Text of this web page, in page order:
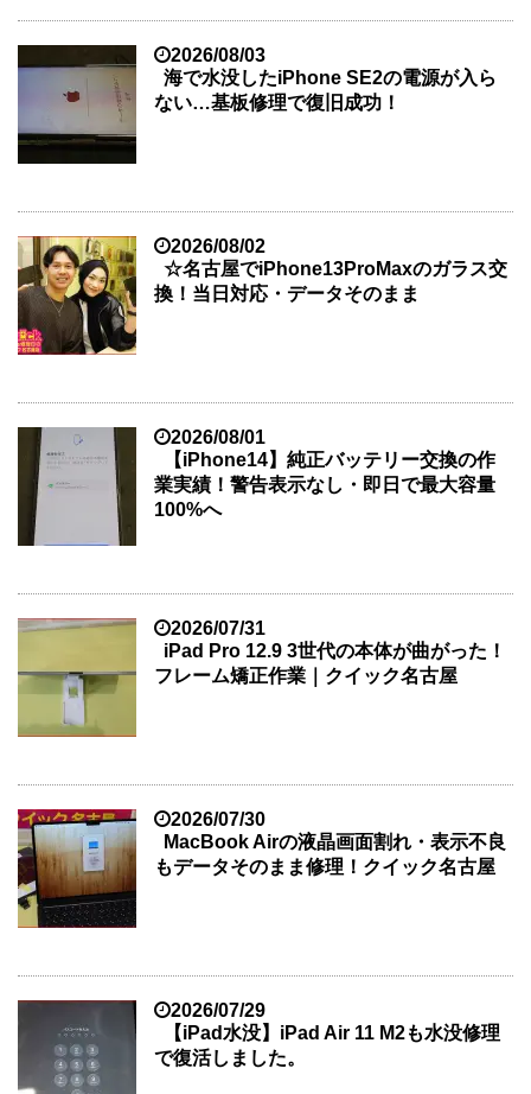
2026/08/03
海で水没したiPhone SE2の電源が入ら
ない…基板修理で復旧成功！
2026/08/02
☆名古屋でiPhone13ProMaxのガラス交
換！当日対応・データそのまま
2026/08/01
【iPhone14】純正バッテリー交換の作
業実績！警告表示なし・即日で最大容量
100%へ
2026/07/31
iPad Pro 12.9 3世代の本体が曲がった！
フレーム矯正作業｜クイック名古屋
2026/07/30
MacBook Airの液晶画面割れ・表示不良
もデータそのまま修理！クイック名古屋
2026/07/29
【iPad水没】iPad Air 11 M2も水没修理
で復活しました。